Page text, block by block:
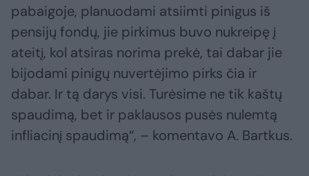
pabaigoje, planuodami atsiimti pinigus iš
pensijų fondų, jie pirkimus buvo nukreipę į
ateitį, kol atsiras norima prekė, tai dabar jie
bijodami pinigų nuvertėjimo pirks čia ir
dabar. Ir tą darys visi. Turėsime ne tik kaštų
spaudimą, bet ir paklausos pusės nulemtą
infliacinį spaudimą“, – komentavo A. Bartkus.